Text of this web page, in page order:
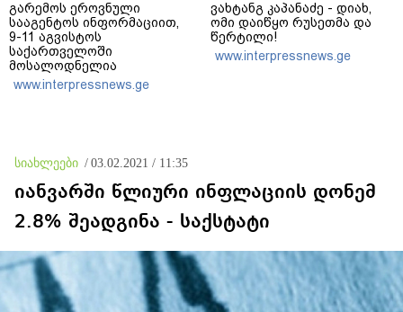
გარემოს ეროვნული
სააგენტოს ინფორმაციით,
9-11 აგვისტოს
საქართველოში
მოსალოდნელია
დროგამოშვებით წვიმა
www.interpressnews.ge
ვახტანგ კაპანაძე - დიახ,
ომი დაიწყო რუსეთმა და
წერტილი!
www.interpressnews.ge
სიახლეები / 03.02.2021 / 11:35
იანვარში წლიური ინფლაციის დონემ
2.8% შეადგინა - საქსტატი